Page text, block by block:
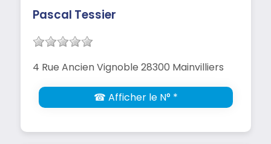
Pascal Tessier
4 Rue Ancien Vignoble 28300 Mainvilliers
☎ Afficher le N° *